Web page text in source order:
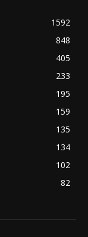
1592
848
405
233
195
159
135
134
102
82